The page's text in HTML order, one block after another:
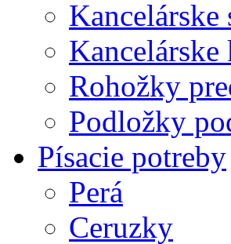
Kancelárske
Rohožky
Podložky
Písacie potreby
Perá
Ceruzky